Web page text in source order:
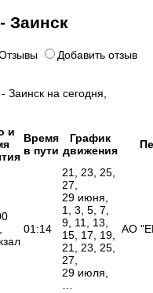
Заинск
Добавить отзыв
Заинск на сегодня,
и
Время
в пути
График
движения
01:14
21, 23, 25,
27,
29 июня,
1, 3, 5, 7,
9, 11, 13,
15, 17, 19,
21, 23, 25,
27,
29 июля,
АО